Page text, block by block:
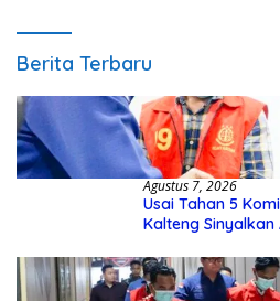
Berita Terbaru
Agustus 7, 2026
Usai Tahan 5
Kalteng